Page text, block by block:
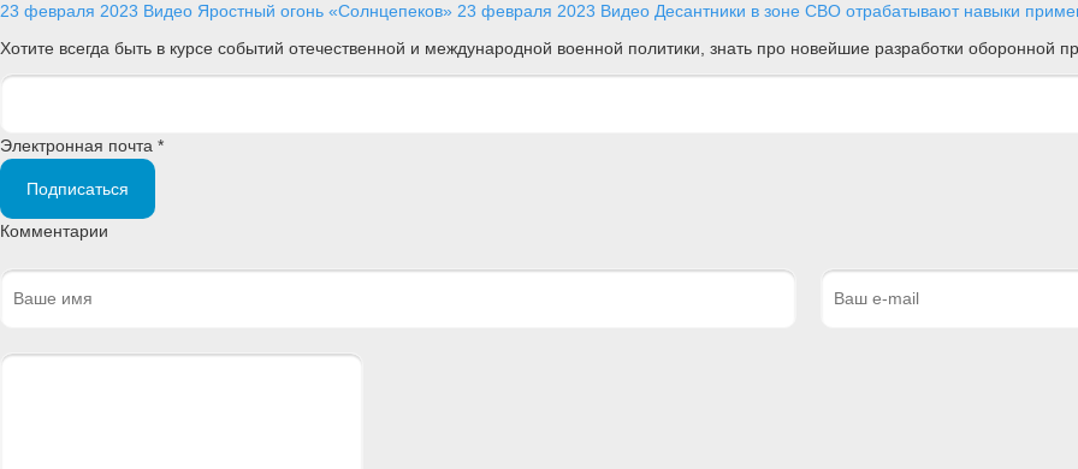
23 февраля 2023 Видео Яростный огонь «Солнцепеков» 23 февраля 2023 Видео Десантники в зоне СВО отрабатывают навыки
Хотите всегда быть в курсе событий отечественной и международной военной политики, знать про новейшие разработки
Электронная почта *
Подписаться
Комментарии